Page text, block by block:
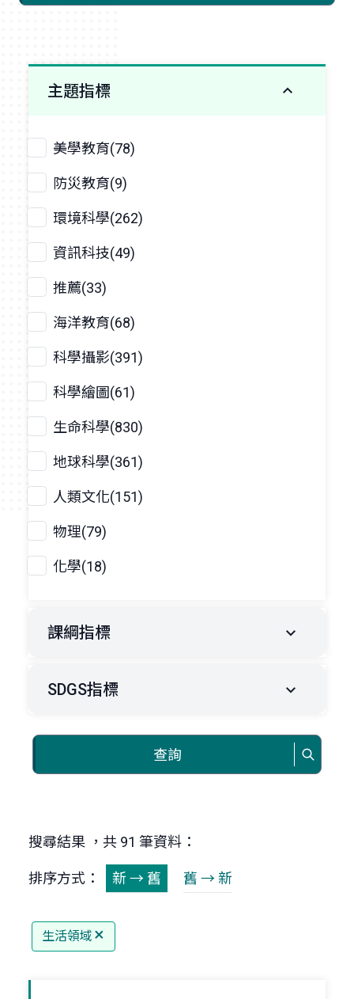
主題指標
美學教育(78)
防災教育(9)
環境科學(262)
資訊科技(49)
推薦(33)
海洋教育(68)
科學攝影(391)
科學繪圖(61)
生命科學(830)
地球科學(361)
人類文化(151)
物理(79)
化學(18)
課綱指標
SDGS指標
查詢
搜尋結果 ，共 91 筆資料：
排序方式： 新 → 舊 舊 → 新
生活領域